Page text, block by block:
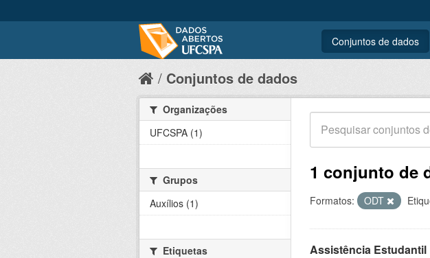
Conjuntos de dados
Conjuntos de dados
1 conjunto de
Formatos: ODT
Assistência Estudantil
Organizações
UFCSPA (1)
Grupos
Auxílios (1)
Etiquetas